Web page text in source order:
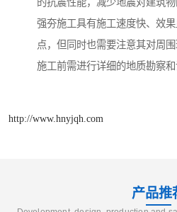
强夯施工具有施工速度快、效
点，但同时也需要注意其对周围
施工前需进行详细的地质勘察和
http://www.hnyjqh.com
产品推